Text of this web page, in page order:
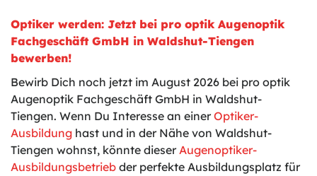
Optiker werden: Jetzt bei pro optik Augenoptik
Fachgeschäft GmbH in Waldshut-Tiengen
bewerben!
Bewirb Dich noch jetzt im August 2026 bei pro optik
Augenoptik Fachgeschäft GmbH in Waldshut-
Tiengen. Wenn Du Interesse an einer Optiker-
Ausbildung hast und in der Nähe von Waldshut-
Tiengen wohnst, könnte dieser Augenoptiker-
Ausbildungsbetrieb der perfekte Ausbildungsplatz für